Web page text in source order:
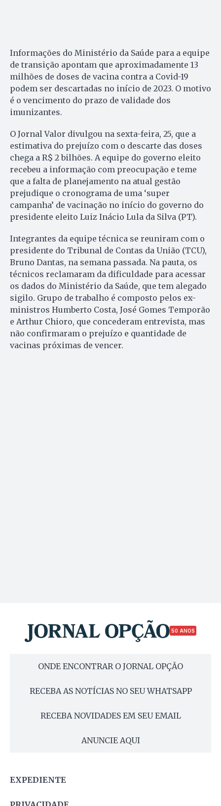
Informações do Ministério da Saúde para a equipe
de transição apontam que aproximadamente 13
milhões de doses de vacina contra a Covid-19
podem ser descartadas no início de 2023. O motivo
é o vencimento do prazo de validade dos
imunizantes.
O Jornal Valor divulgou na sexta-feira, 25, que a
estimativa do prejuízo com o descarte das doses
chega a R$ 2 bilhões. A equipe do governo eleito
recebeu a informação com preocupação e teme
que a falta de planejamento na atual gestão
prejudique o cronograma de uma ‘super
campanha’ de vacinação no início do governo do
presidente eleito Luiz Inácio Lula da Silva (PT).
Integrantes da equipe técnica se reuniram com o
presidente do Tribunal de Contas da União (TCU),
Bruno Dantas, na semana passada. Na pauta, os
técnicos reclamaram da dificuldade para acessar
os dados do Ministério da Saúde, que tem alegado
sigilo. Grupo de trabalho é composto pelos ex-
ministros Humberto Costa, José Gomes Temporão
e Arthur Chioro, que concederam entrevista, mas
não confirmaram o prejuízo e quantidade de
vacinas próximas de vencer.
50 ANOS
ONDE ENCONTRAR O JORNAL OPÇÃO
RECEBA AS NOTÍCIAS NO SEU WHATSAPP
RECEBA NOVIDADES EM SEU EMAIL
ANUNCIE AQUI
EXPEDIENTE